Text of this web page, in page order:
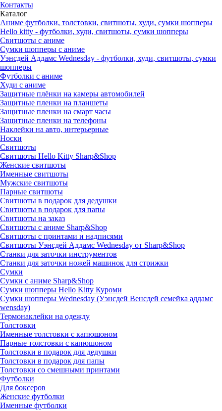
Контакты
Каталог
Аниме футболки, толстовки, свитшоты, худи, сумки шопперы
Hello kitty - футболки, худи, свитшоты, сумки шопперы
Свитшоты с аниме
Сумки шопперы с аниме
Уэнсдей Аддамс Wednesday - футболки, худи, свитшоты, сумки
шопперы
Футболки с аниме
Худи с аниме
Защитные плёнки на камеры автомобилей
Защитные пленки на планшеты
Защитные пленки на смарт часы
Защитные пленки на телефоны
Наклейки на авто, интерьерные
Носки
Свитшоты
Cвитшоты Hello Kitty Sharp&Shop
Женские свитшоты
Именные свитшоты
Мужские свитшоты
Парные свитшоты
Свитшоты в подарок для дедушки
Свитшоты в подарок для папы
Свитшоты на заказ
Свитшоты с аниме Sharp&Shop
Свитшоты с принтами и надписями
Свитшоты Уэнсдей Аддамс Wednesday от Sharp&Shop
Станки для заточки инструментов
Станки для заточки ножей машинок для стрижки
Сумки
Сумки с аниме Sharp&Shop
Сумки шопперы Hello Kitty Куроми
Сумки шопперы Wednesday (Уэнсдей Венсдей семейка аддамс
wensday)
Термонаклейки на одежду
Толстовки
Именные толстовки с капюшоном
Парные толстовки с капюшоном
Толстовки в подарок для дедушки
Толстовки в подарок для папы
Толстовки со смешными принтами
Футболки
Для боксеров
Женские футболки
Именные футболки